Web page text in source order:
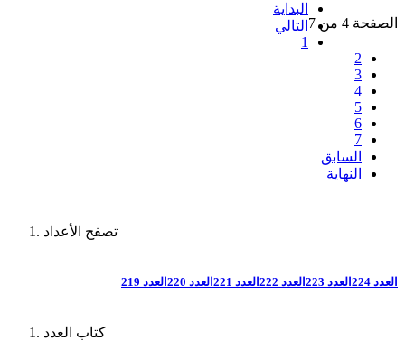
الصفحة 4 من 7
البداية
التالي
1
2
3
4
5
6
7
السابق
النهاية
تصفح الأعداد
العدد 224 العدد 223 العدد 222 العدد 221 العدد 220 العدد 219
كتاب العدد